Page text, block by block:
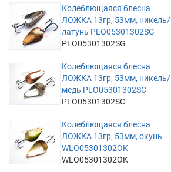
Колеблющаяся блесна
ЛОЖКА 13гр, 53мм, никель/
латунь PLO05301302SG
PLO05301302SG
Колеблющаяся блесна
ЛОЖКА 13гр, 53мм, никель/
медь PLO05301302SC
PLO05301302SC
Колеблющаяся блесна
ЛОЖКА 13гр, 53мм, окунь
WLO05301302OK
WLO05301302OK